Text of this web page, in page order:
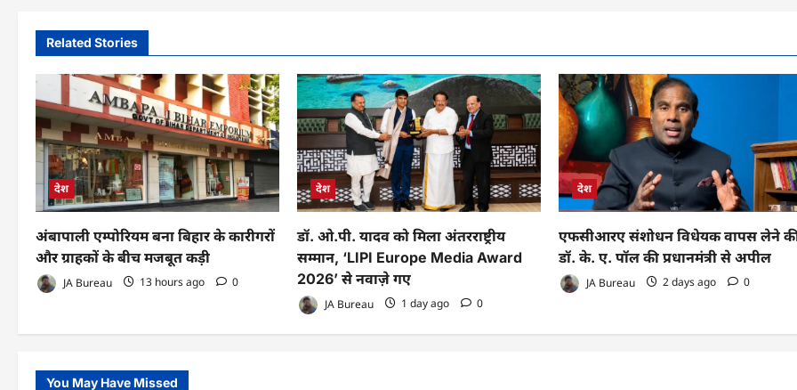
Related Stories
देश
अंबापाली एम्पोरियम बना बिहार के कारीगरों
और ग्राहकों के बीच मजबूत कड़ी
JA Bureau 13 hours ago 0
देश
डॉ. ओ.पी. यादव को मिला अंतरराष्ट्रीय
सम्मान, ‘LIPI Europe Media Award
2026’ से नवाज़े गए
JA Bureau 1 day ago 0
देश
एफसीआरए संशोधन विधेयक वापस लेने
डॉ. के. ए. पॉल की प्रधानमंत्री से अपील
JA Bureau 2 days ago 0
You May Have Missed